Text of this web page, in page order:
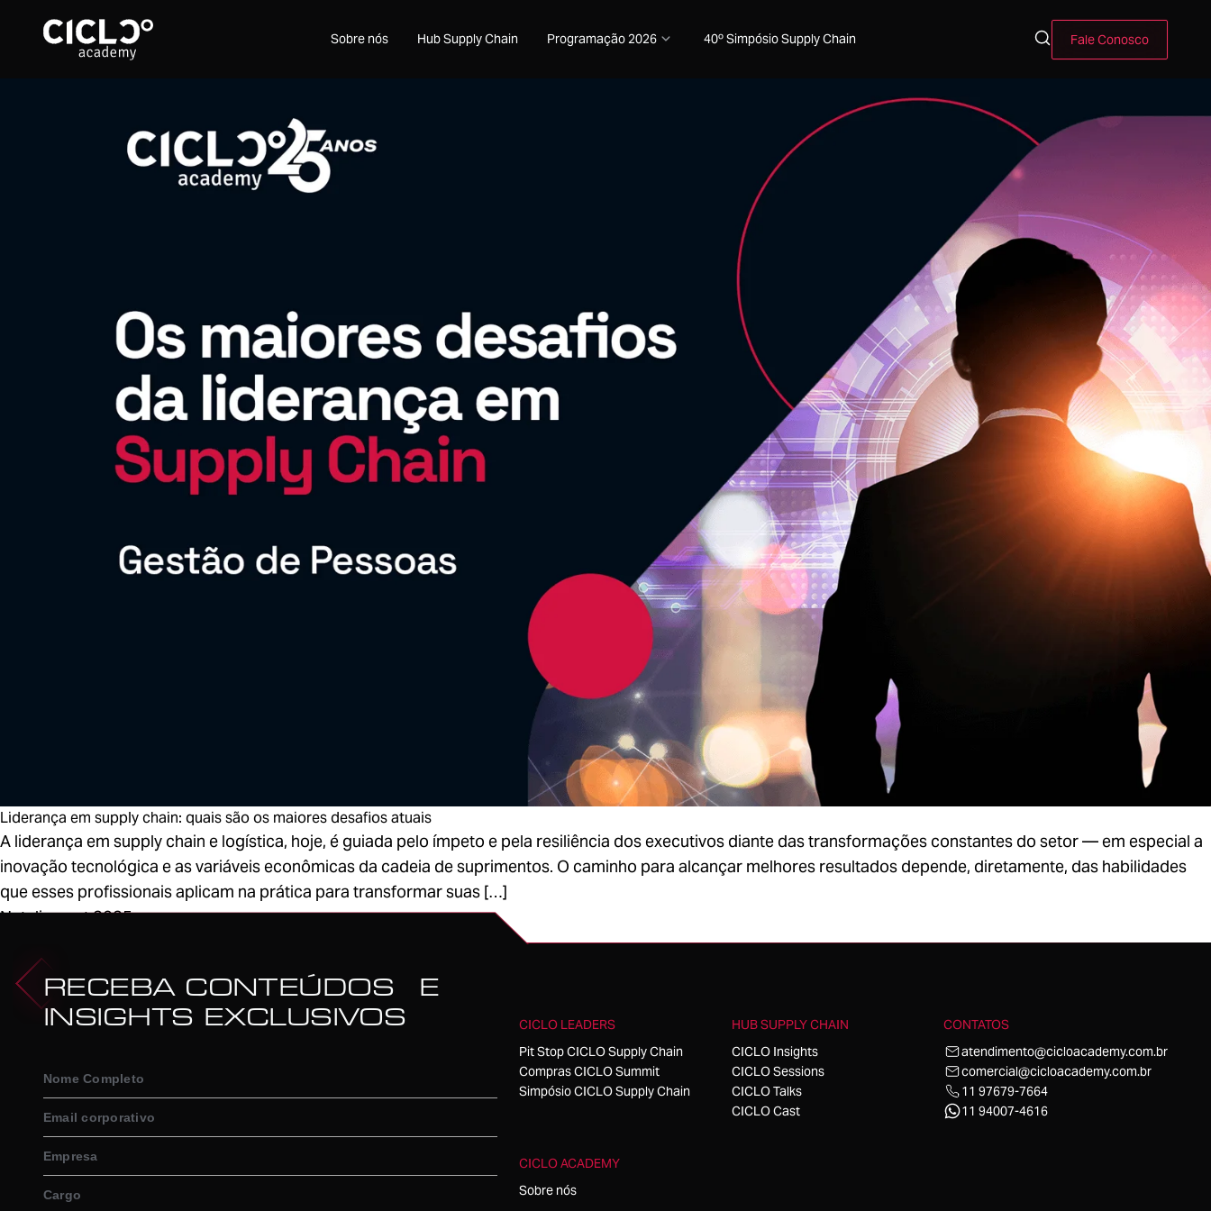
Sobre nós Hub Supply Chain Programação 2026 40º Simpósio Supply Chain Fale Conosco
Liderança em supply chain: quais são os maiores desafios atuais
A liderança em supply chain e logística, hoje, é guiada pelo ímpeto e pela resiliência dos executivos diante das transformações constantes do setor — em especial a
inovação tecnológica e as variáveis econômicas da cadeia de suprimentos. O caminho para alcançar melhores resultados depende, diretamente, das habilidades
que esses profissionais aplicam na prática para transformar suas […]
Natalia - out 2025
RECEBA CONTEÚDOS E
INSIGHTS EXCLUSIVOS
CICLO LEADERS
Pit Stop CICLO Supply Chain
Compras CICLO Summit
Simpósio CICLO Supply Chain
HUB SUPPLY CHAIN
CICLO Insights
CICLO Sessions
CICLO Talks
CICLO Cast
CICLO ACADEMY
Sobre nós
CONTATOS
atendimento@cicloacademy.com.br
comercial@cicloacademy.com.br
11 97679-7664
11 94007-4616